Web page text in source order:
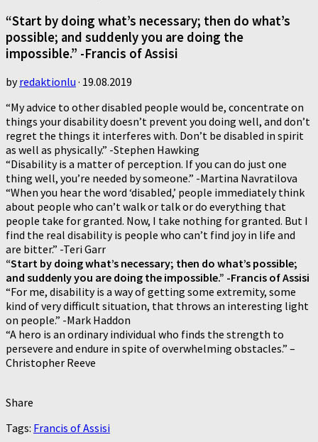
“Start by doing what’s necessary; then do what’s
possible; and suddenly you are doing the
impossible.” -Francis of Assisi
byredaktionlu · 19.08.2019
“My advice to other disabled people would be, concentrate on
things your disability doesn’t prevent you doing well, and don’t
regret the things it interferes with. Don’t be disabled in spirit
as well as physically.” -Stephen Hawking
“Disability is a matter of perception. If you can do just one
thing well, you’re needed by someone.” -Martina Navratilova
“When you hear the word ‘disabled,’ people immediately think
about people who can’t walk or talk or do everything that
people take for granted. Now, I take nothing for granted. But I
find the real disability is people who can’t find joy in life and
are bitter.” -Teri Garr
“Start by doing what’s necessary; then do what’s possible;
and suddenly you are doing the impossible.” -Francis of Assisi
“For me, disability is a way of getting some extremity, some
kind of very difficult situation, that throws an interesting light
on people.” -Mark Haddon
“A hero is an ordinary individual who finds the strength to
persevere and endure in spite of overwhelming obstacles.” –
Christopher Reeve
Share
Tags: Francis of Assisi